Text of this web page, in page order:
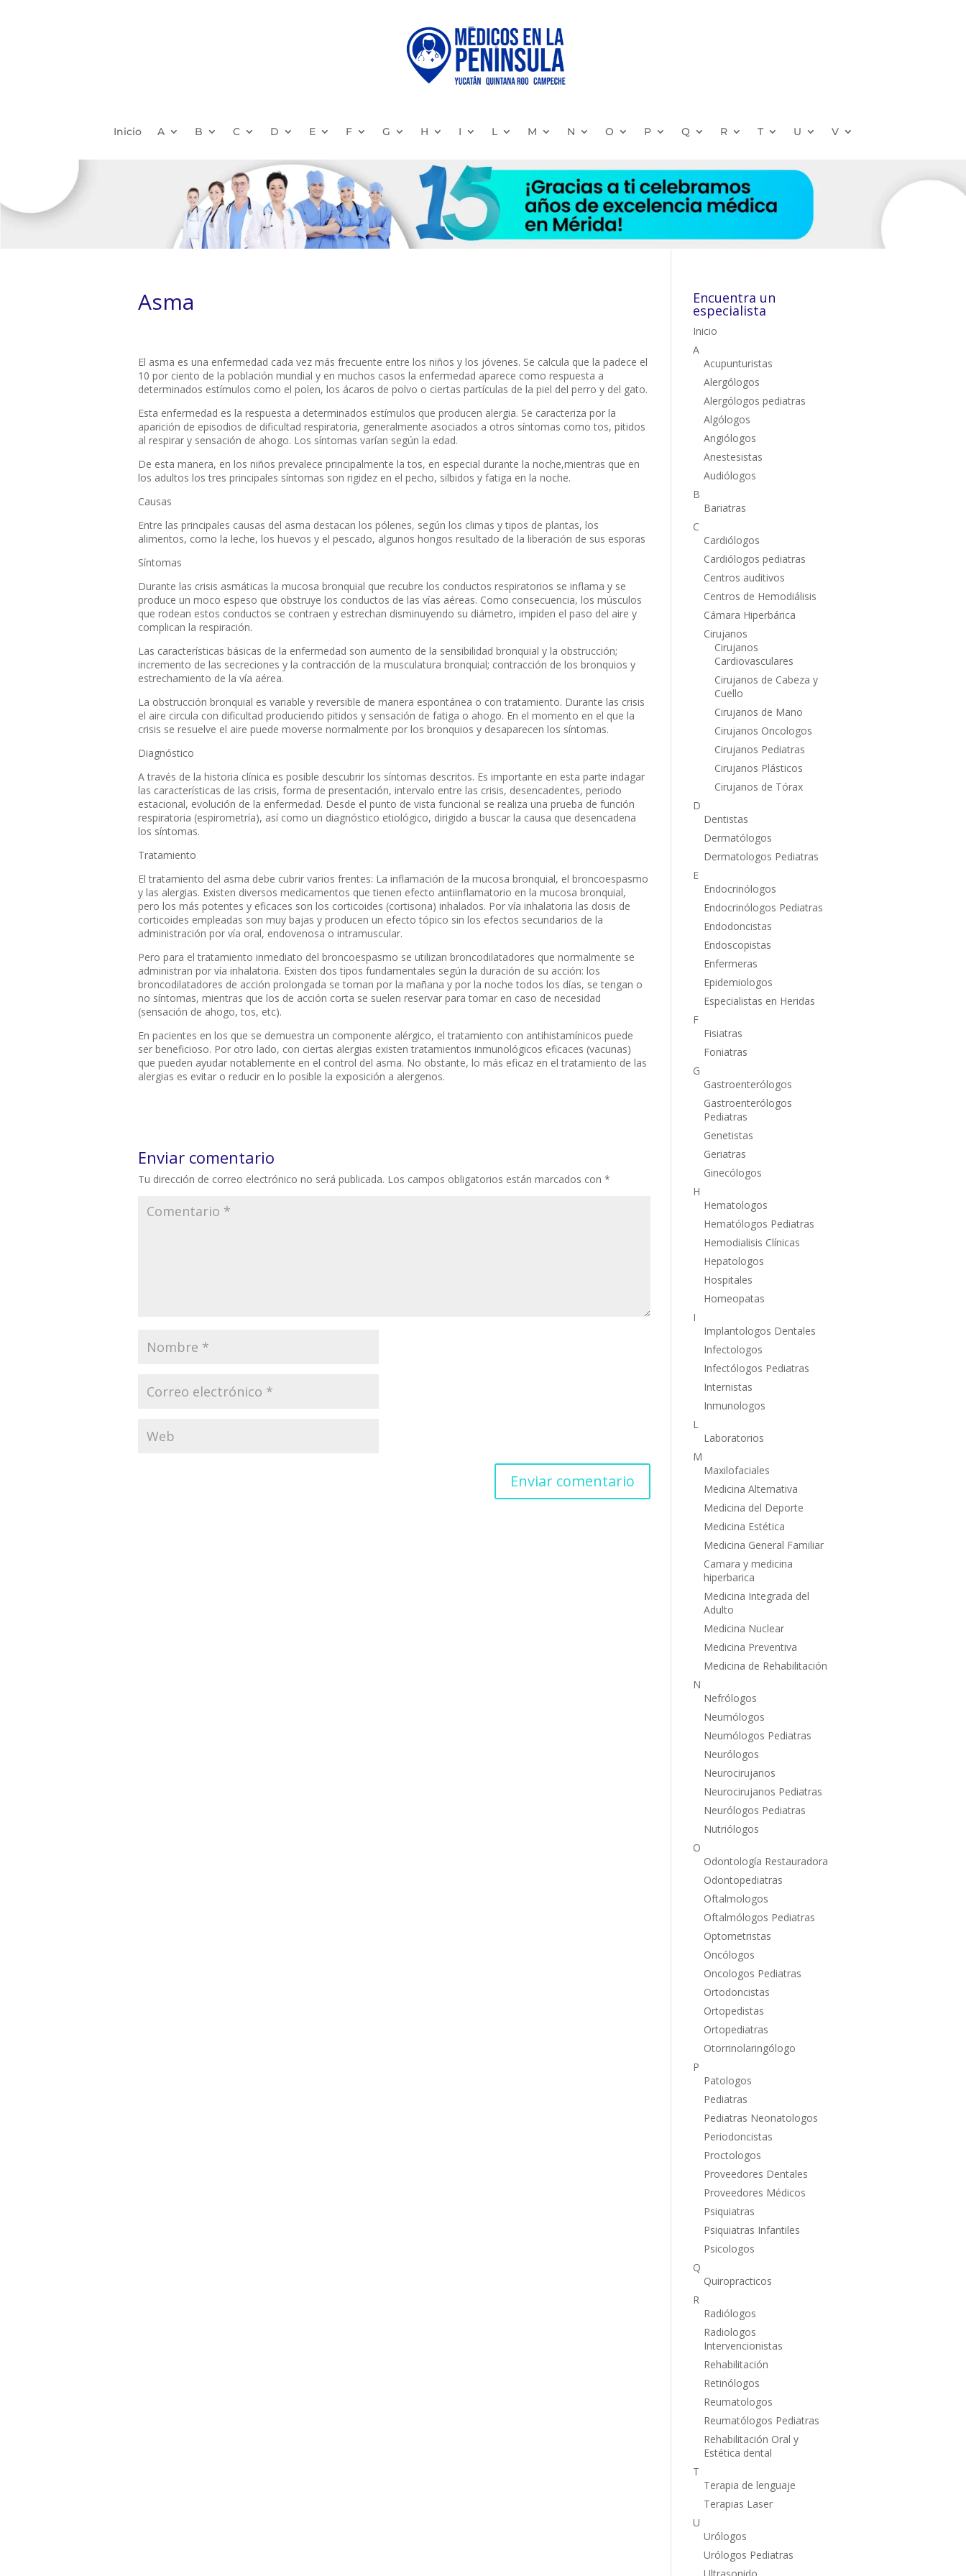
Inicio A B C D E F G H I L M N O P Q R T U V
Asma
El asma es una enfermedad cada vez más frecuente entre los niños y los jóvenes. Se calcula que la padece el
10 por ciento de la población mundial y en muchos casos la enfermedad aparece como respuesta a
determinados estímulos como el polen, los ácaros de polvo o ciertas partículas de la piel del perro y del gato.
Esta enfermedad es la respuesta a determinados estímulos que producen alergia. Se caracteriza por la
aparición de episodios de dificultad respiratoria, generalmente asociados a otros síntomas como tos, pitidos
al respirar y sensación de ahogo. Los síntomas varían según la edad.
De esta manera, en los niños prevalece principalmente la tos, en especial durante la noche,mientras que en
los adultos los tres principales síntomas son rigidez en el pecho, silbidos y fatiga en la noche.
Causas
Entre las principales causas del asma destacan los pólenes, según los climas y tipos de plantas, los
alimentos, como la leche, los huevos y el pescado, algunos hongos resultado de la liberación de sus esporas
Síntomas
Durante las crisis asmáticas la mucosa bronquial que recubre los conductos respiratorios se inflama y se
produce un moco espeso que obstruye los conductos de las vías aéreas. Como consecuencia, los músculos
que rodean estos conductos se contraen y estrechan disminuyendo su diámetro, impiden el paso del aire y
complican la respiración.
Las características básicas de la enfermedad son aumento de la sensibilidad bronquial y la obstrucción;
incremento de las secreciones y la contracción de la musculatura bronquial; contracción de los bronquios y
estrechamiento de la vía aérea.
La obstrucción bronquial es variable y reversible de manera espontánea o con tratamiento. Durante las crisis
el aire circula con dificultad produciendo pitidos y sensación de fatiga o ahogo. En el momento en el que la
crisis se resuelve el aire puede moverse normalmente por los bronquios y desaparecen los síntomas.
Diagnóstico
A través de la historia clínica es posible descubrir los síntomas descritos. Es importante en esta parte indagar
las características de las crisis, forma de presentación, intervalo entre las crisis, desencadentes, periodo
estacional, evolución de la enfermedad. Desde el punto de vista funcional se realiza una prueba de función
respiratoria (espirometría), así como un diagnóstico etiológico, dirigido a buscar la causa que desencadena
los síntomas.
Tratamiento
El tratamiento del asma debe cubrir varios frentes: La inflamación de la mucosa bronquial, el broncoespasmo
y las alergias. Existen diversos medicamentos que tienen efecto antiinflamatorio en la mucosa bronquial,
pero los más potentes y eficaces son los corticoides (cortisona) inhalados. Por vía inhalatoria las dosis de
corticoides empleadas son muy bajas y producen un efecto tópico sin los efectos secundarios de la
administración por vía oral, endovenosa o intramuscular.
Pero para el tratamiento inmediato del broncoespasmo se utilizan broncodilatadores que normalmente se
administran por vía inhalatoria. Existen dos tipos fundamentales según la duración de su acción: los
broncodilatadores de acción prolongada se toman por la mañana y por la noche todos los días, se tengan o
no síntomas, mientras que los de acción corta se suelen reservar para tomar en caso de necesidad
(sensación de ahogo, tos, etc).
En pacientes en los que se demuestra un componente alérgico, el tratamiento con antihistamínicos puede
ser beneficioso. Por otro lado, con ciertas alergias existen tratamientos inmunológicos eficaces (vacunas)
que pueden ayudar notablemente en el control del asma. No obstante, lo más eficaz en el tratamiento de las
alergias es evitar o reducir en lo posible la exposición a alergenos.
Enviar comentario
Tu dirección de correo electrónico no será publicada. Los campos obligatorios están marcados con *
Encuentra un
especialista
Inicio
A
Acupunturistas
Alergólogos
Alergólogos pediatras
Algólogos
Angiólogos
Anestesistas
Audiólogos
B
Bariatras
C
Cardiólogos
Cardiólogos pediatras
Centros auditivos
Centros de Hemodiálisis
Cámara Hiperbárica
Cirujanos
Cirujanos
Cardiovasculares
Cirujanos de Cabeza y
Cuello
Cirujanos de Mano
Cirujanos Oncologos
Cirujanos Pediatras
Cirujanos Plásticos
Cirujanos de Tórax
D
Dentistas
Dermatólogos
Dermatologos Pediatras
E
Endocrinólogos
Endocrinólogos Pediatras
Endodoncistas
Endoscopistas
Enfermeras
Epidemiologos
Especialistas en Heridas
F
Fisiatras
Foniatras
G
Gastroenterólogos
Gastroenterólogos
Pediatras
Genetistas
Geriatras
Ginecólogos
H
Hematologos
Hematólogos Pediatras
Hemodialisis Clínicas
Hepatologos
Hospitales
Homeopatas
I
Implantologos Dentales
Infectologos
Infectólogos Pediatras
Internistas
Inmunologos
L
Laboratorios
M
Maxilofaciales
Medicina Alternativa
Medicina del Deporte
Medicina Estética
Medicina General Familiar
Camara y medicina
hiperbarica
Medicina Integrada del
Adulto
Medicina Nuclear
Medicina Preventiva
Medicina de Rehabilitación
N
Nefrólogos
Neumólogos
Neumólogos Pediatras
Neurólogos
Neurocirujanos
Neurocirujanos Pediatras
Neurólogos Pediatras
Nutriólogos
O
Odontología Restauradora
Odontopediatras
Oftalmologos
Oftalmólogos Pediatras
Optometristas
Oncólogos
Oncologos Pediatras
Ortodoncistas
Ortopedistas
Ortopediatras
Otorrinolaringólogo
P
Patologos
Pediatras
Pediatras Neonatologos
Periodoncistas
Proctologos
Proveedores Dentales
Proveedores Médicos
Psiquiatras
Psiquiatras Infantiles
Psicologos
Q
Quiropracticos
R
Radiólogos
Radiologos
Intervencionistas
Rehabilitación
Retinólogos
Reumatologos
Reumatólogos Pediatras
Rehabilitación Oral y
Estética dental
T
Terapia de lenguaje
Terapias Laser
U
Urólogos
Urólogos Pediatras
Ultrasonido